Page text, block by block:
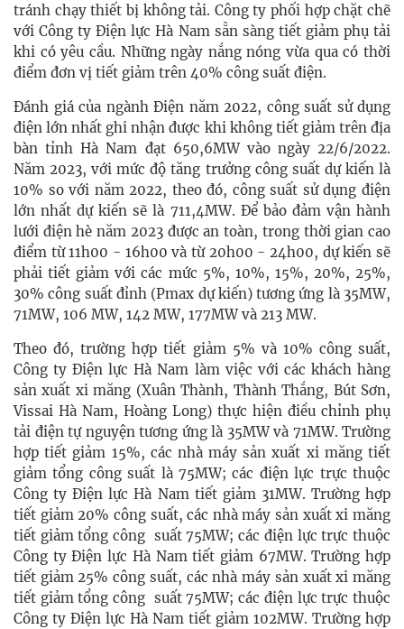
tránh chạy thiết bị không tải. Công ty phối hợp chặt chẽ
với Công ty Điện lực Hà Nam sẵn sàng tiết giảm phụ tải
khi có yêu cầu. Những ngày nắng nóng vừa qua có thời
điểm đơn vị tiết giảm trên 40% công suất điện.
Đánh giá của ngành Điện năm 2022, công suất sử dụng
điện lớn nhất ghi nhận được khi không tiết giảm trên địa
bàn tỉnh Hà Nam đạt 650,6MW vào ngày 22/6/2022.
Năm 2023, với mức độ tăng trưởng công suất dự kiến là
10% so với năm 2022, theo đó, công suất sử dụng điện
lớn nhất dự kiến sẽ là 711,4MW. Để bảo đảm vận hành
lưới điện hè năm 2023 được an toàn, trong thời gian cao
điểm từ 11h00 - 16h00 và từ 20h00 - 24h00, dự kiến sẽ
phải tiết giảm với các mức 5%, 10%, 15%, 20%, 25%,
30% công suất đỉnh (Pmax dự kiến) tương ứng là 35MW,
71MW, 106 MW, 142 MW, 177MW và 213 MW.
Theo đó, trường hợp tiết giảm 5% và 10% công suất,
Công ty Điện lực Hà Nam làm việc với các khách hàng
sản xuất xi măng (Xuân Thành, Thành Thắng, Bút Sơn,
Vissai Hà Nam, Hoàng Long) thực hiện điều chỉnh phụ
tải điện tự nguyện tương ứng là 35MW và 71MW. Trường
hợp tiết giảm 15%, các nhà máy sản xuất xi măng tiết
giảm tổng công suất là 75MW; các điện lực trực thuộc
Công ty Điện lực Hà Nam tiết giảm 31MW. Trường hợp
tiết giảm 20% công suất, các nhà máy sản xuất xi măng
tiết giảm tổng công suất 75MW; các điện lực trực thuộc
Công ty Điện lực Hà Nam tiết giảm 67MW. Trường hợp
tiết giảm 25% công suất, các nhà máy sản xuất xi măng
tiết giảm tổng công suất 75MW; các điện lực trực thuộc
Công ty Điện lực Hà Nam tiết giảm 102MW. Trường hợp